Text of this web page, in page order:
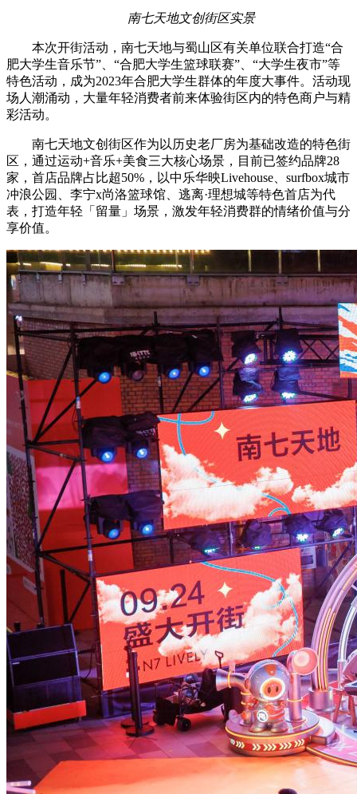
南七天地文创街区实景
本次开街活动，南七天地与蜀山区有关单位联合打造“合
肥大学生音乐节”、“合肥大学生篮球联赛”、“大学生夜市”等
特色活动，成为2023年合肥大学生群体的年度大事件。活动现
场人潮涌动，大量年轻消费者前来体验街区内的特色商户与精
彩活动。
南七天地文创街区作为以历史老厂房为基础改造的特色街
区，通过运动+音乐+美食三大核心场景，目前已签约品牌28
家，首店品牌占比超50%，以中乐华映Livehouse、surfbox城市
冲浪公园、李宁x尚洛篮球馆、逃离·理想城等特色首店为代
表，打造年轻「留量」场景，激发年轻消费群的情绪价值与分
享价值。